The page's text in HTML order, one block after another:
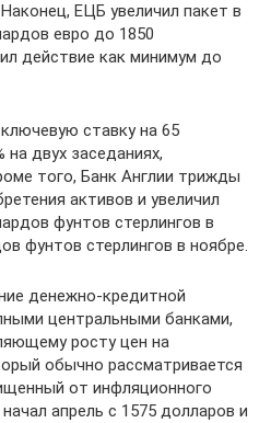
ЕЦБ увеличил пакет в
евро до 1850
действие как минимум до
ставку на 65
на двух заседаниях,
того, Банк Англии трижды
активов и увеличил
фунтов стерлингов в
фунтов стерлингов в ноябре.
денежно-кредитной
центральными банками,
росту цен на
обычно рассматривается
от инфляционного
апрель с 1575 долларов и